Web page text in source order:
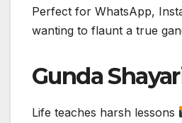
Perfect for WhatsApp,
wanting to flaunt a true
Gunda
Life teaches harsh lessons